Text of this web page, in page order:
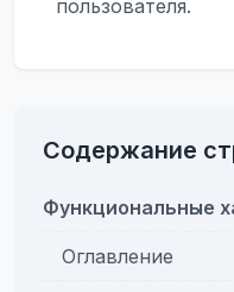
пользователя.
Содержание
Функциональные
Оглавление